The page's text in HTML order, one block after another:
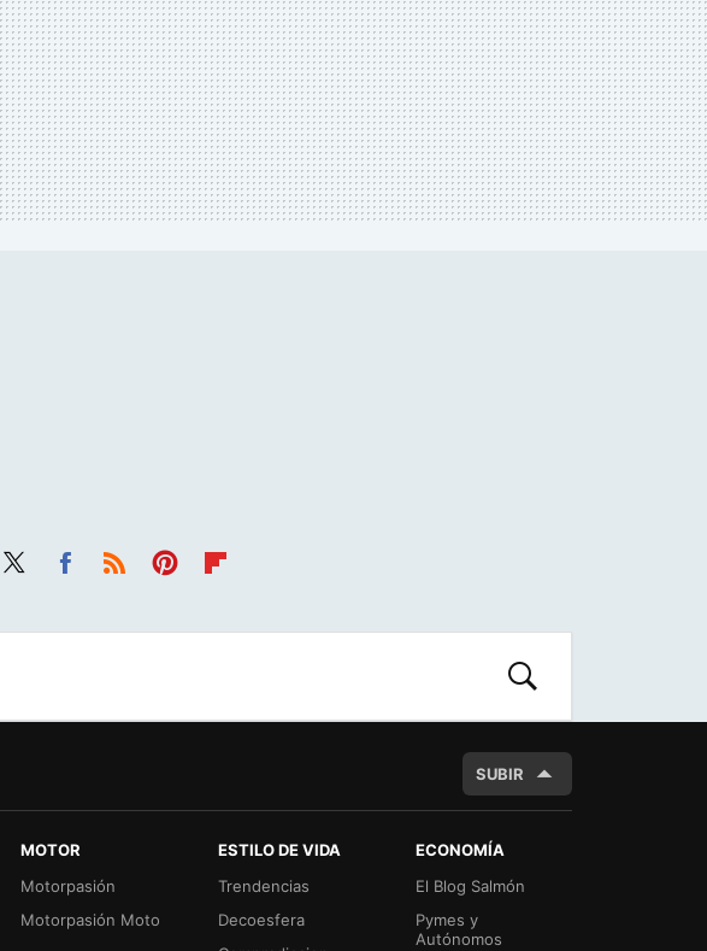
ter
ebo
eres boa
BUSCAR
SUBIR
MOTOR
Motorpasión
Motorpasión Moto
ESTILO DE VIDA
Trendencias
Decoesfera
ECONOMÍA
El Blog Salmón
Pymes y
Autónomos